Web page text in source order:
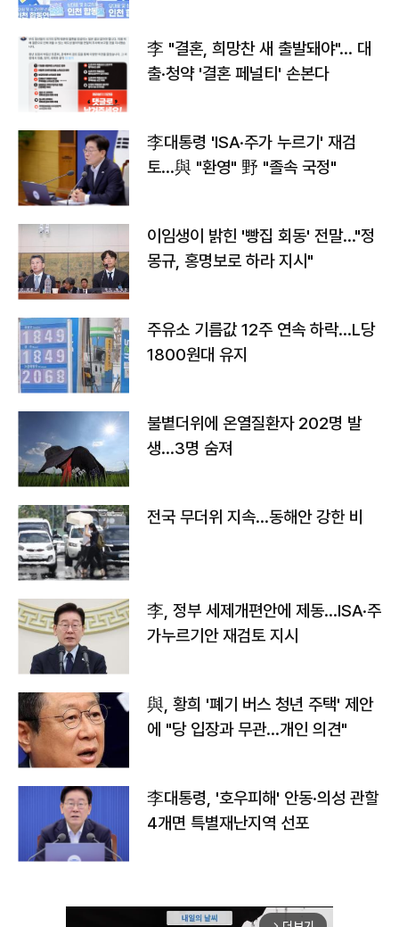
李 "결혼, 희망찬 새 출발돼야"… 대
출·청약 '결혼 페널티' 손본다
李대통령 'ISA·주가 누르기' 재검
토…與 "환영" 野 "졸속 국정"
이임생이 밝힌 '빵집 회동' 전말…"정
몽규, 홍명보로 하라 지시"
주유소 기름값 12주 연속 하락…L당
1800원대 유지
불볕더위에 온열질환자 202명 발
생…3명 숨져
전국 무더위 지속…동해안 강한 비
李, 정부 세제개편안에 제동…ISA·주
가누르기안 재검토 지시
與, 황희 '폐기 버스 청년 주택' 제안
에 "당 입장과 무관…개인 의견"
李대통령, '호우피해' 안동·의성 관할
4개면 특별재난지역 선포